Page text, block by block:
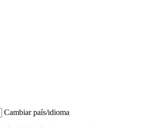
Cambiar país/idioma